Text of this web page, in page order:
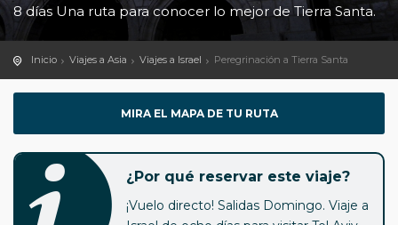
8 días Una ruta para conocer lo mejor de Tierra Santa.
Inicio Viajes a Asia Viajes a Israel Peregrinación a Tierra Santa
MIRA EL MAPA DE TU RUTA
¿Por qué reservar este viaje?
¡Vuelo directo! Salidas Domingo. Viaje a